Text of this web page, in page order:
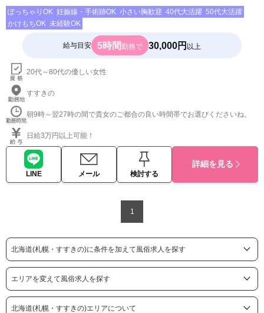
ぽっちゃりOK 妊娠線・手術跡OK 小さい胸歓迎 40代大活躍 50代大活躍
かけもちOK 未経験OK
給与目安 5時間勤務で 30,000円 以上
20代～80代の優しい女性
すすきの
朝9時～翌27時の間で貴女のご都合の良い時間帯でお選びくださいね。
日給3万円以上可能！
LINE メール 検討する
詳細を見る
1
北海道(札幌・すすきの)に条件を加えて風俗求人を探す
エリアを変えて風俗求人を探す
北海道(札幌・すすきの)エリアについて